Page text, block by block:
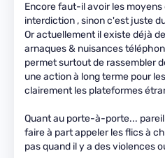
Encore faut-il avoir les
interdiction , sinon c'est juste
Or actuellement il existe déjà
arnaques & nuisances
permet surtout de rassembler
une action à long terme pour
clairement les plateformes
Quant au porte-à-porte...
faire à part appeler les flics à
pas quand il y a des violences